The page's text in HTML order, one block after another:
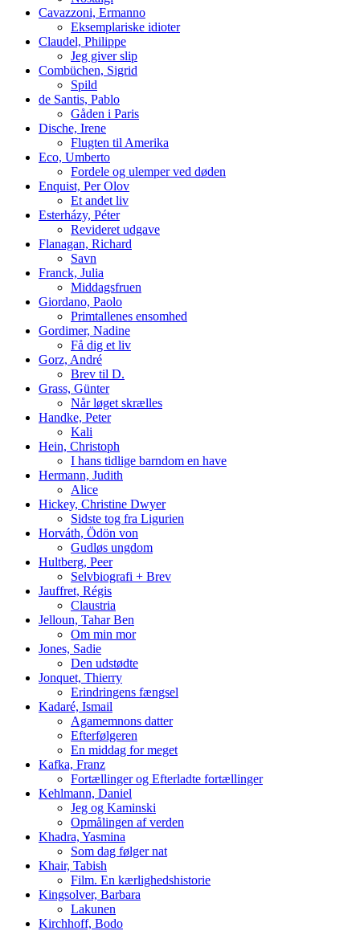
Cavazzoni, Ermanno
Eksemplariske idioter
Claudel, Philippe
Jeg giver slip
Combüchen, Sigrid
Spild
de Santis, Pablo
Gåden i Paris
Dische, Irene
Flugten til Amerika
Eco, Umberto
Fordele og ulemper ved døden
Enquist, Per Olov
Et andet liv
Esterházy, Péter
Revideret udgave
Flanagan, Richard
Savn
Franck, Julia
Middagsfruen
Giordano, Paolo
Primtallenes ensomhed
Gordimer, Nadine
Få dig et liv
Gorz, André
Brev til D.
Grass, Günter
Når løget skrælles
Handke, Peter
Kali
Hein, Christoph
I hans tidlige barndom en have
Hermann, Judith
Alice
Hickey, Christine Dwyer
Sidste tog fra Ligurien
Horváth, Ödön von
Gudløs ungdom
Hultberg, Peer
Selvbiografi + Brev
Jauffret, Régis
Claustria
Jelloun, Tahar Ben
Om min mor
Jones, Sadie
Den udstødte
Jonquet, Thierry
Erindringens fængsel
Kadaré, Ismail
Agamemnons datter
Efterfølgeren
En middag for meget
Kafka, Franz
Fortællinger og Efterladte fortællinger
Kehlmann, Daniel
Jeg og Kaminski
Opmålingen af verden
Khadra, Yasmina
Som dag følger nat
Khair, Tabish
Film. En kærlighedshistorie
Kingsolver, Barbara
Lakunen
Kirchhoff, Bodo